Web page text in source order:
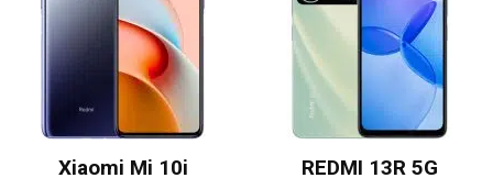
Xiaomi Mi 10i REDMI 13R 5G